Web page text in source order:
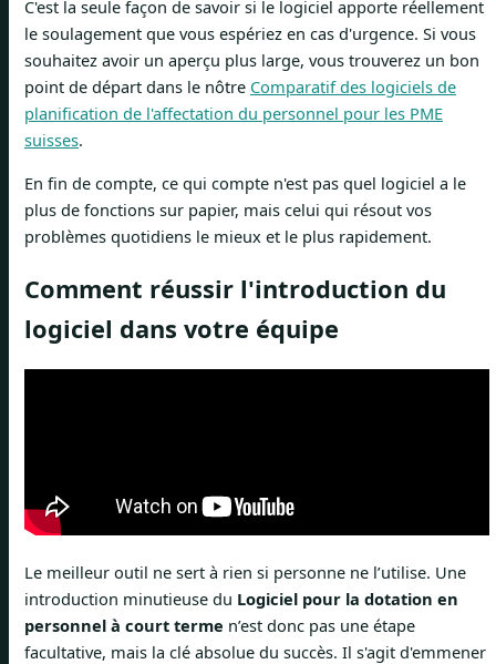
C'est la seule façon de savoir si le logiciel apporte réellement
le soulagement que vous espériez en cas d'urgence. Si vous
souhaitez avoir un aperçu plus large, vous trouverez un bon
point de départ dans le nôtre Comparatif des logiciels de
planification de l'affectation du personnel pour les PME
suisses.
En fin de compte, ce qui compte n'est pas quel logiciel a le
plus de fonctions sur papier, mais celui qui résout vos
problèmes quotidiens le mieux et le plus rapidement.
Comment réussir l'introduction du
logiciel dans votre équipe
Le meilleur outil ne sert à rien si personne ne l’utilise. Une
introduction minutieuse du Logiciel pour la dotation en
personnel à court terme n’est donc pas une étape
facultative, mais la clé absolue du succès. Il s'agit d'emmener